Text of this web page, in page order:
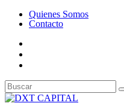
Quienes Somos
Contacto